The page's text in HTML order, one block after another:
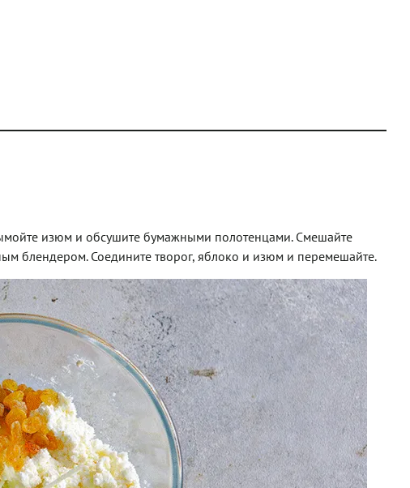
изюм и обсушите бумажными полотенцами. Смешайте
блендером. Соедините творог, яблоко и изюм и перемешайте.